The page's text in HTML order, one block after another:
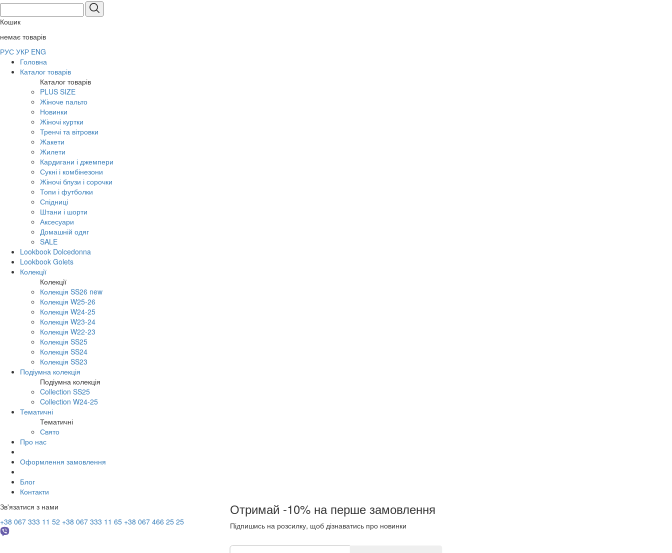
Кошик
немає товарів
РУС УКР ENG
Головна
Каталог товарів
Каталог товарів
PLUS SIZE
Жіноче пальто
Новинки
Жіночі куртки
Тренчі та вітровки
Жакети
Жилети
Кардигани і джемпери
Сукні і комбінезони
Жіночі блузи і сорочки
Топи і футболки
Спідниці
Штани і шорти
Аксесуари
Домашній одяг
SALE
Lookbook Dolcedonna
Lookbook Golets
Колекції
Колекції
Колекція SS26 new
Колекція W25-26
Колекція W24-25
Колекція W23-24
Колекція W22-23
Колекція SS25
Колекція SS24
Колекція SS23
Подіумна колекція
Подіумна колекція
Collection SS25
Collection W24-25
Тематичні
Тематичні
Свято
Про нас
Оформлення замовлення
Блог
Контакти
Зв'язатися з нами
+38 067 333 11 52 +38 067 333 11 65 +38 067 466 25 25
Отримай -10% на перше замовлення
Підпишись на розсилку, щоб дізнаватись про новинки